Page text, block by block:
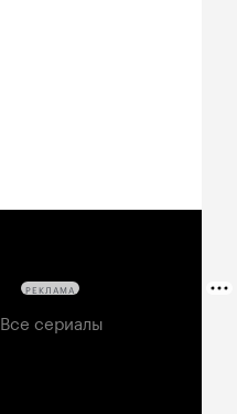
Все сериалы
РЕКЛАМА